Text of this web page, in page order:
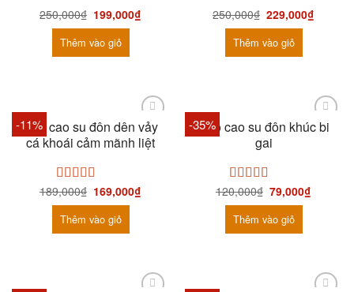
250,000₫ 199,000₫
Thêm vào giỏ
250,000₫ 229,000₫
Thêm vào giỏ
-11%
Bao cao su đôn dên vảy
cá khoái cảm mãnh liệt
Được xếp
hạng5.005
sao
189,000₫ 169,000₫
Thêm vào giỏ
-35%
Bao cao su đôn khúc bi
gai
Được xếp
hạng5.005
sao
120,000₫ 79,000₫
Thêm vào giỏ